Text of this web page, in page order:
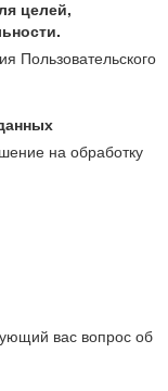
целей,
Пользовательского
на обработку
вас вопрос об